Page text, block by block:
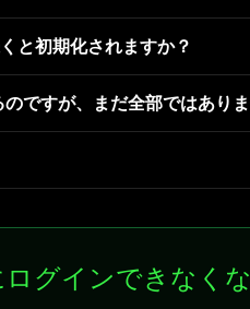
と初期化されますか？
ですが、まだ全部ではあり
ログインできなく